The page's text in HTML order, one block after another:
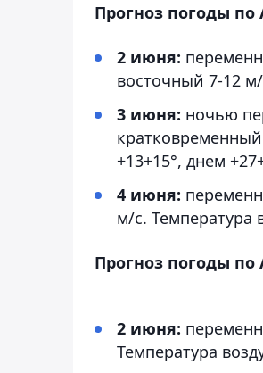
Прогноз погоды по
2 июня:
восточный 7-12
3 июня: ночью
+13+15°, днем
4 июня:
м/с. Температура
Прогноз погоды
2 июня:
Температура